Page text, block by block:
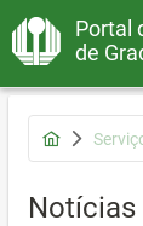
Portal
de
Notícias